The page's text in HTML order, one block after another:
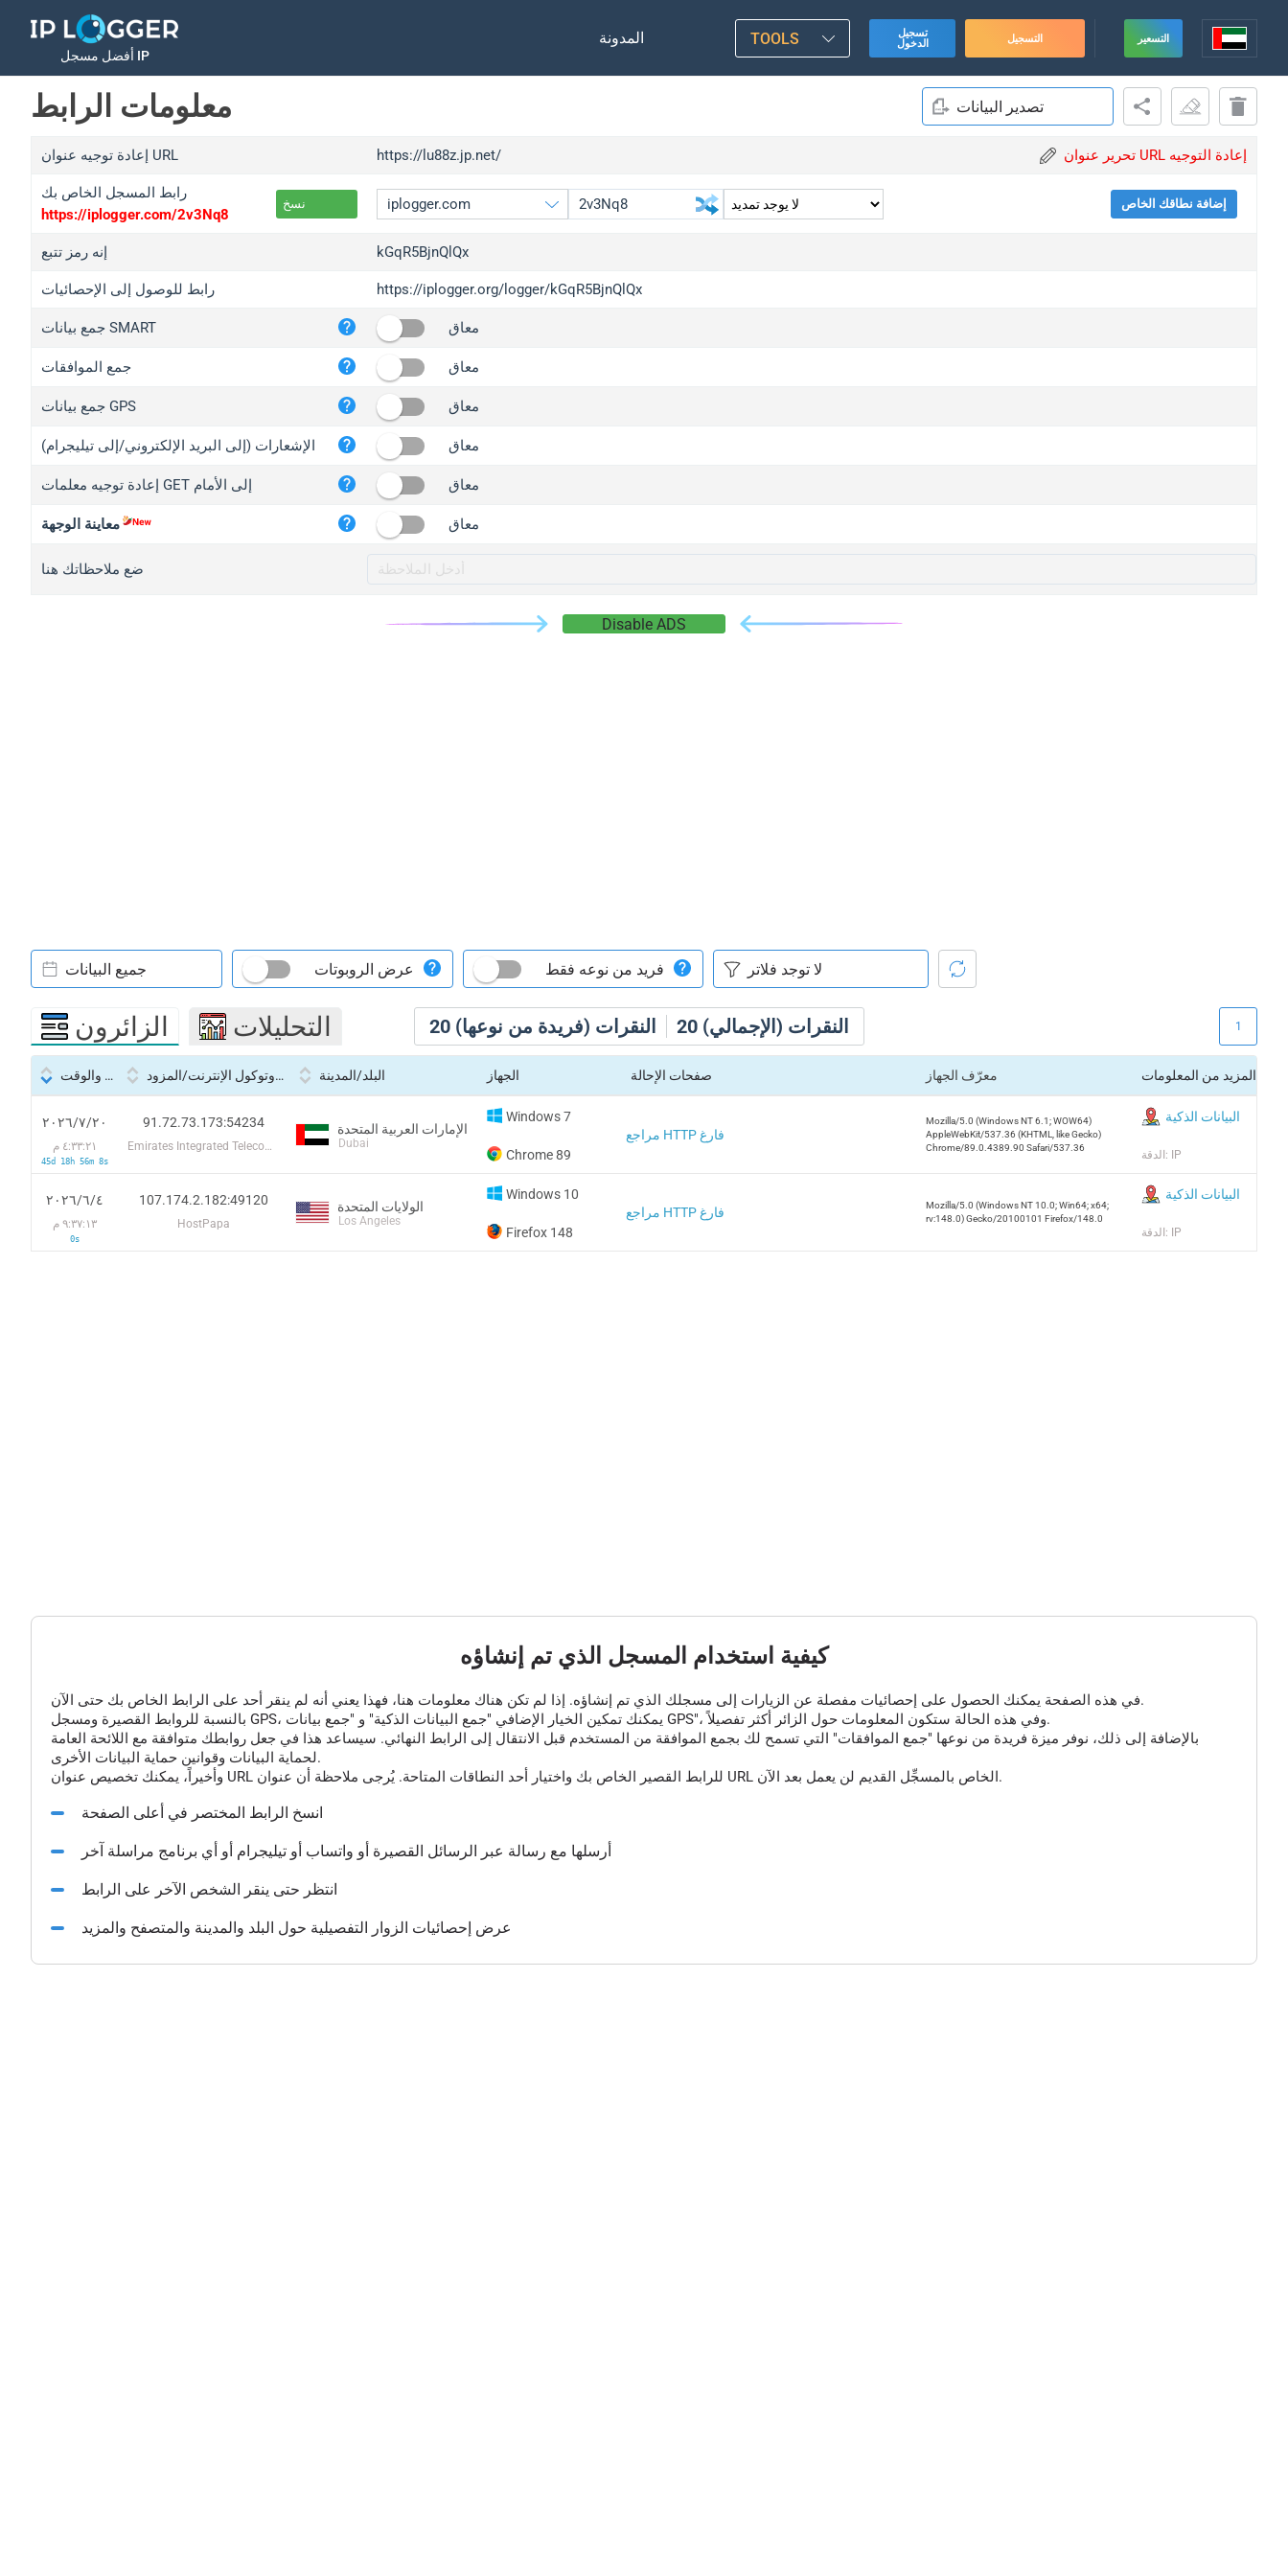
أفضل مسجل IP
المدونة TOOLS
تسجيل
الدخول
التسجيل التسعير
معلومات الرابط تصدير البيانات
إعادة توجيه عنوان URL https://lu88z.jp.net/ تحرير عنوان URL إعادة التوجيه
رابط المسجل الخاص بك
https://iplogger.com/2v3Nq8
نسخ
iplogger.org
wl.gl
ed.tc
iplogger.com
iplogger.co
2no.co
yip.su
iplogger.info
إضافة نطاقك الخاص
إنه رمز تتبع kGqR5BjnQlQx
رابط للوصول إلى الإحصائيات https://iplogger.org/logger/kGqR5BjnQlQx
جمع بيانات SMART معاق
جمع الموافقات معاق
جمع بيانات GPS معاق
الإشعارات (إلى البريد الإلكتروني/إلى تيليجرام) معاق
إعادة توجيه معلمات GET إلى الأمام معاق
معاينة الوجهة معاق
ضع ملاحظاتك هنا
Disable ADS
20 النقرات (فريدة من نوعها) 20 النقرات (الإجمالي)
جميع البيانات عرض الروبوتات فريد من نوعه فقط
الزائرون التحليلات 1
التاريخ والوقت بروتوكول الإنترنت/المزود البلد/المدينة الجهاز صفحات الإحالة معرّف الجهاز المزيد من المعلومات
٢٠‏/٧‏/٢٠٢٦
٤:٣٣:٢١ م
45d 18h 56m 8s
91.72.73.173:54234
Emirates Integrated Telecommunications Company PJSC
الإمارات العربية المتحدة
Dubai
Windows 7
Chrome 89
مراجع HTTP فارغ
Mozilla/5.0 (Windows NT 6.1; WOW64)
AppleWebKit/537.36 (KHTML, like Gecko)
Chrome/89.0.4389.90 Safari/537.36
البيانات الذكية
الدقة: IP
٤‏/٦‏/٢٠٢٦
٩:٣٧:١٣ م
0s
107.174.2.182:49120
HostPapa
الولايات المتحدة
Los Angeles
Windows 10
Firefox 148
مراجع HTTP فارغ
Mozilla/5.0 (Windows NT 10.0; Win64; x64;
rv:148.0) Gecko/20100101 Firefox/148.0
البيانات الذكية
الدقة: IP
كيفية استخدام المسجل الذي تم إنشاؤه
في هذه الصفحة يمكنك الحصول على إحصائيات مفصلة عن الزيارات إلى مسجلك الذي تم إنشاؤه. إذا لم تكن هناك معلومات هنا، فهذا يعني أنه لم ينقر أحد على الرابط الخاص بك حتى الآن.
بالنسبة للروابط القصيرة ومسجل GPS، يمكنك تمكين الخيار الإضافي "جمع البيانات الذكية" و "جمع بيانات GPS"، وفي هذه الحالة ستكون المعلومات حول الزائر أكثر تفصيلاً.
بالإضافة إلى ذلك، نوفر ميزة فريدة من نوعها "جمع الموافقات" التي تسمح لك بجمع الموافقة من المستخدم قبل الانتقال إلى الرابط النهائي. سيساعد هذا في جعل روابطك متوافقة مع اللائحة العامة
لحماية البيانات وقوانين حماية البيانات الأخرى.
وأخيراً، يمكنك تخصيص عنوان URL للرابط القصير الخاص بك واختيار أحد النطاقات المتاحة. يُرجى ملاحظة أن عنوان URL الخاص بالمسجِّل القديم لن يعمل بعد الآن.
انسخ الرابط المختصر في أعلى الصفحة
أرسلها مع رسالة عبر الرسائل القصيرة أو واتساب أو تيليجرام أو أي برنامج مراسلة آخر
انتظر حتى ينقر الشخص الآخر على الرابط
عرض إحصائيات الزوار التفصيلية حول البلد والمدينة والمتصفح والمزيد